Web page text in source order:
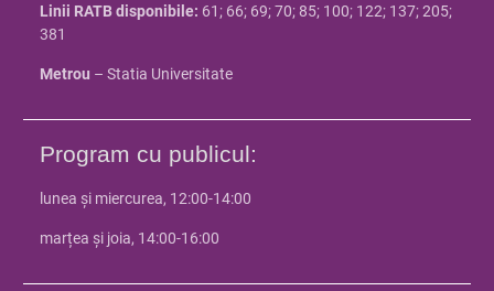
Linii RATB disponibile: 61; 66; 69; 70; 85; 100; 122; 137; 205;
381
Metrou – Statia Universitate
Program cu publicul:
lunea și miercurea, 12:00-14:00
marțea și joia, 14:00-16:00